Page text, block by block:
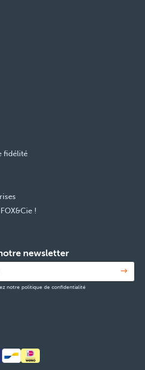
fidélité
!
newsletter
notre politique de confidentialité